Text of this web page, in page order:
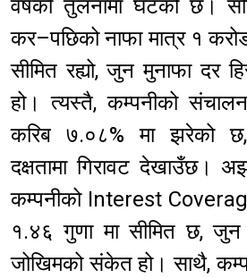
वर्षको तुलनामा घटेको छ।
कर–पछिको नाफा मात्र १
सीमित रह्यो, जुन मुनाफा दर
हो। त्यस्तै, कम्पनीको
करिब ७.०८% मा झरेको
दक्षतामा गिरावट देखाउँछ।
कम्पनीको Interest
१.४६ गुणा मा सीमित छ, जुन
जोखिमको संकेत हो। साथै,